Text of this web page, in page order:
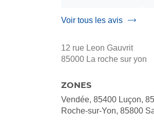
Voir tous les avis
12 rue Leon Gauvrit
85000 La roche sur yon
ZONES
Vendée, 85400 Luçon,
Roche-sur-Yon, 85800